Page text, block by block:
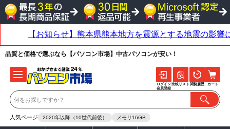
品質と価格で選ぶなら【パソコン市場】中古パソコンが安い！
人気ページ 2020年以降（10世代前後） メモリ16GB
ログイン
会員登録
比較リスト 閲覧履歴 カート